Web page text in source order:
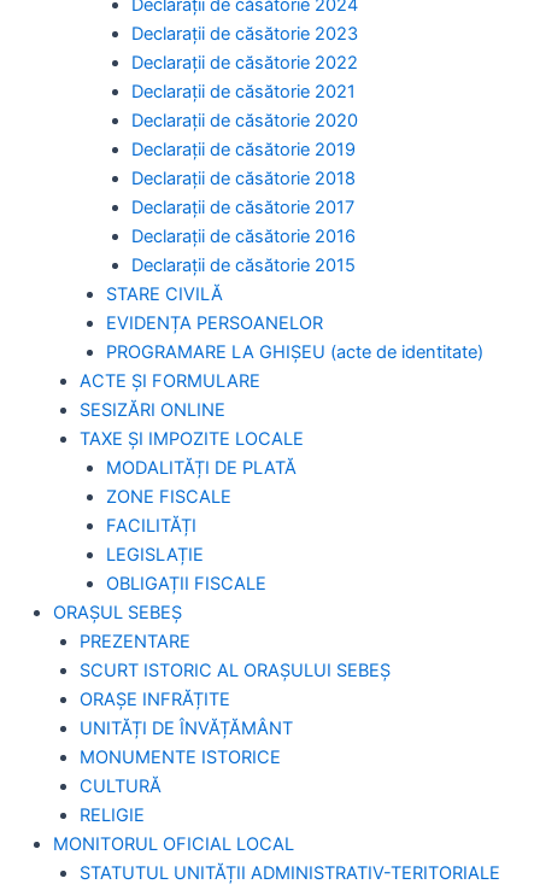
Declarații de căsătorie 2024
Declarații de căsătorie 2023
Declarații de căsătorie 2022
Declarații de căsătorie 2021
Declarații de căsătorie 2020
Declarații de căsătorie 2019
Declarații de căsătorie 2018
Declarații de căsătorie 2017
Declarații de căsătorie 2016
Declarații de căsătorie 2015
STARE CIVILĂ
EVIDENȚA PERSOANELOR
PROGRAMARE LA GHIȘEU (acte de identitate)
ACTE ȘI FORMULARE
SESIZĂRI ONLINE
TAXE ȘI IMPOZITE LOCALE
MODALITĂȚI DE PLATĂ
ZONE FISCALE
FACILITĂȚI
LEGISLAȚIE
OBLIGAȚII FISCALE
ORAȘUL SEBEȘ
PREZENTARE
SCURT ISTORIC AL ORAȘULUI SEBEȘ
ORAȘE INFRĂȚITE
UNITĂȚI DE ÎNVĂȚĂMÂNT
MONUMENTE ISTORICE
CULTURĂ
RELIGIE
MONITORUL OFICIAL LOCAL
STATUTUL UNITĂȚII ADMINISTRATIV-TERITORIALE